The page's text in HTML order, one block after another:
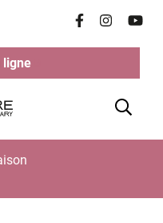
d'accessibilité
Lien vers le
Lien vers
Lien
ligne dans un nouvel
dans un nouvel